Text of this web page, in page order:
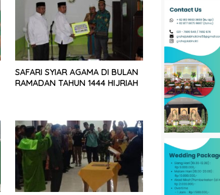
SAFARI SYIAR AGAMA DI BULAN
RAMADAN TAHUN 1444 HIJRIAH